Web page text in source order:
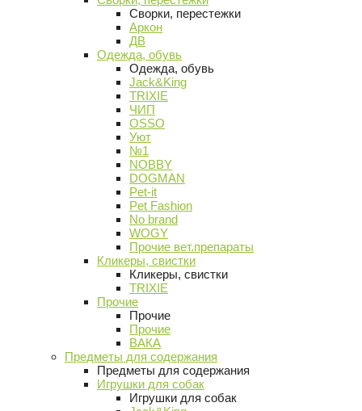
Сворки, перестежки
Аркон
ДВ
Одежда, обувь
Одежда, обувь
Jack&King
TRIXIE
ЧИП
OSSO
Уют
№1
NOBBY
DOGMAN
Pet-it
Pet Fashion
No brand
WOGY
Прочие вет.препараты
Кликеры, свистки
Кликеры, свистки
TRIXIE
Прочие
Прочие
Прочие
ВАКА
Предметы для содержания
Предметы для содержания
Игрушки для собак
Игрушки для собак